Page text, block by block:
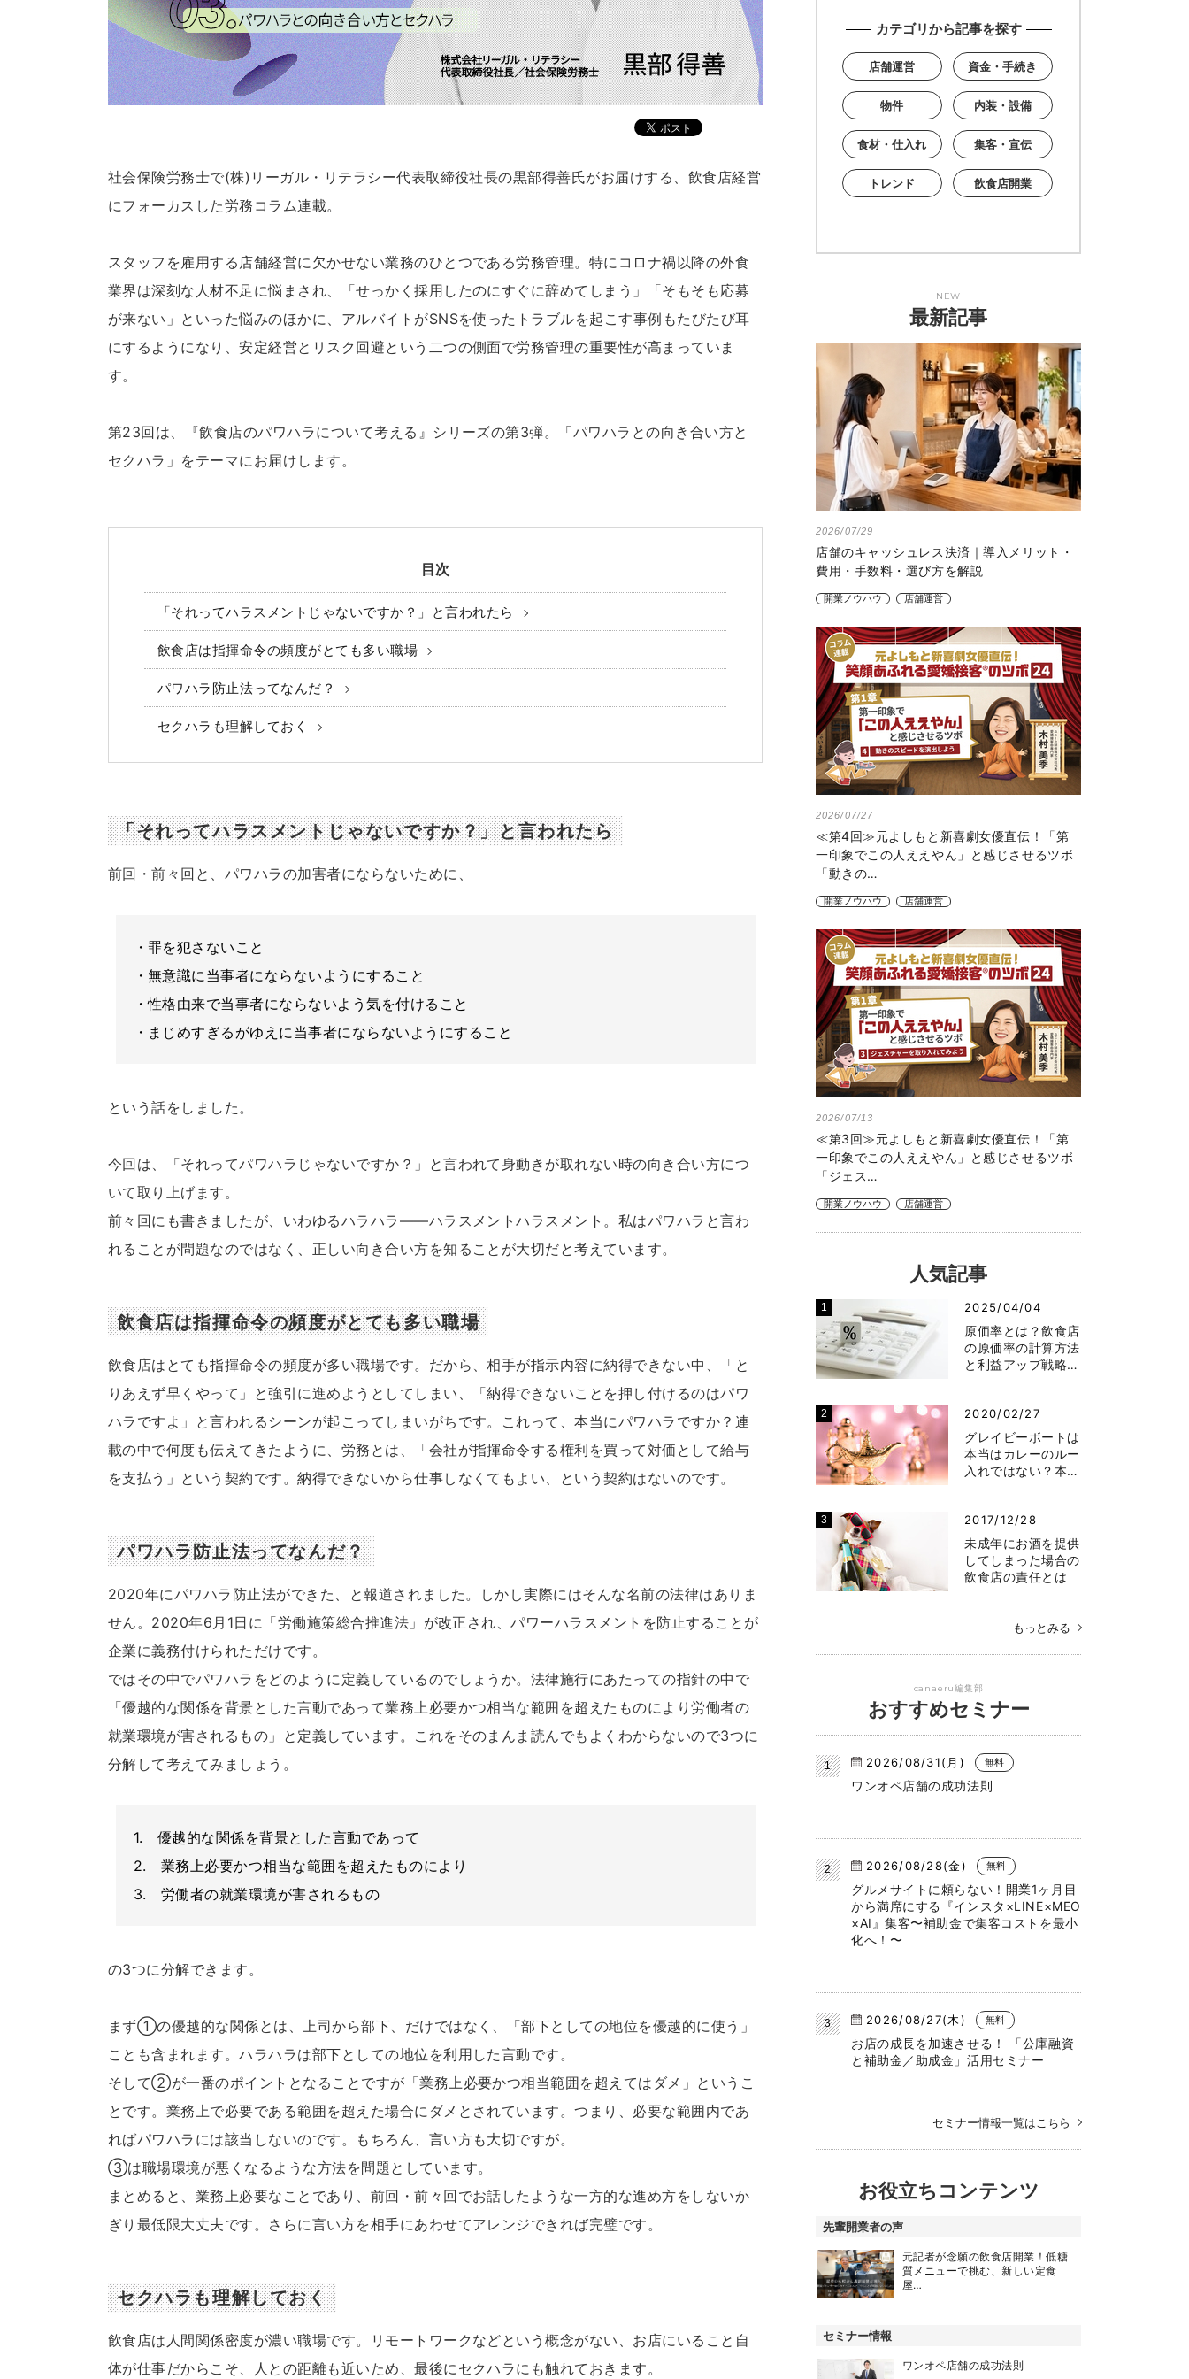
社会保険労務士で(株)リーガル・リテラシー代表取締役社長の黒部得善氏がお届けする、飲食店経営
にフォーカスした労務コラム連載。
スタッフを雇用する店舗経営に欠かせない業務のひとつである労務管理。特にコロナ禍以降の外食
業界は深刻な人材不足に悩まされ、「せっかく採用したのにすぐに辞めてしまう」「そもそも応募
が来ない」といった悩みのほかに、アルバイトがSNSを使ったトラブルを起こす事例もたびたび耳
にするようになり、安定経営とリスク回避という二つの側面で労務管理の重要性が高まっていま
す。
第23回は、『飲食店のパワハラについて考える』シリーズの第3弾。「パワハラとの向き合い方と
セクハラ」をテーマにお届けします。
目次
「それってハラスメントじゃないですか？」と言われたら
飲食店は指揮命令の頻度がとても多い職場
パワハラ防止法ってなんだ？
セクハラも理解しておく
「それってハラスメントじゃないですか？」と言われたら
前回・前々回と、パワハラの加害者にならないために、
・罪を犯さないこと
・無意識に当事者にならないようにすること
・性格由来で当事者にならないよう気を付けること
・まじめすぎるがゆえに当事者にならないようにすること
という話をしました。
今回は、「それってパワハラじゃないですか？」と言われて身動きが取れない時の向き合い方につ
いて取り上げます。
前々回にも書きましたが、いわゆるハラハラ――ハラスメントハラスメント。私はパワハラと言わ
れることが問題なのではなく、正しい向き合い方を知ることが大切だと考えています。
飲食店は指揮命令の頻度がとても多い職場
飲食店はとても指揮命令の頻度が多い職場です。だから、相手が指示内容に納得できない中、「と
りあえず早くやって」と強引に進めようとしてしまい、「納得できないことを押し付けるのはパワ
ハラですよ」と言われるシーンが起こってしまいがちです。これって、本当にパワハラですか？連
載の中で何度も伝えてきたように、労務とは、「会社が指揮命令する権利を買って対価として給与
を支払う」という契約です。納得できないから仕事しなくてもよい、という契約はないのです。
パワハラ防止法ってなんだ？
2020年にパワハラ防止法ができた、と報道されました。しかし実際にはそんな名前の法律はありま
せん。2020年6月1日に「労働施策総合推進法」が改正され、パワーハラスメントを防止することが
企業に義務付けられただけです。
ではその中でパワハラをどのように定義しているのでしょうか。法律施行にあたっての指針の中で
「優越的な関係を背景とした言動であって業務上必要かつ相当な範囲を超えたものにより労働者の
就業環境が害されるもの」と定義しています。これをそのまんま読んでもよくわからないので3つに
分解して考えてみましょう。
1. 優越的な関係を背景とした言動であって
2. 業務上必要かつ相当な範囲を超えたものにより
3. 労働者の就業環境が害されるもの
の3つに分解できます。
まず①の優越的な関係とは、上司から部下、だけではなく、「部下としての地位を優越的に使う」
ことも含まれます。ハラハラは部下としての地位を利用した言動です。
そして②が一番のポイントとなることですが「業務上必要かつ相当範囲を超えてはダメ」というこ
とです。業務上で必要である範囲を超えた場合にダメとされています。つまり、必要な範囲内であ
ればパワハラには該当しないのです。もちろん、言い方も大切ですが。
③は職場環境が悪くなるような方法を問題としています。
まとめると、業務上必要なことであり、前回・前々回でお話したような一方的な進め方をしないか
ぎり最低限大丈夫です。さらに言い方を相手にあわせてアレンジできれば完璧です。
セクハラも理解しておく
飲食店は人間関係密度が濃い職場です。リモートワークなどという概念がない、お店にいること自
体が仕事だからこそ、人との距離も近いため、最後にセクハラにも触れておきます。
カテゴリから記事を探す
店舗運営 資金・手続き
物件 内装・設備
食材・仕入れ 集客・宣伝
トレンド 飲食店開業
NEW
最新記事
2026/07/29
店舗のキャッシュレス決済｜導入メリット・
費用・手数料・選び方を解説
開業ノウハウ 店舗運営
2026/07/27
≪第4回≫元よしもと新喜劇女優直伝！「第
一印象でこの人ええやん」と感じさせるツボ
「動きの…
開業ノウハウ 店舗運営
2026/07/13
≪第3回≫元よしもと新喜劇女優直伝！「第
一印象でこの人ええやん」と感じさせるツボ
「ジェス…
開業ノウハウ 店舗運営
人気記事
2025/04/04
原価率とは？飲食店
の原価率の計算方法
と利益アップ戦略…
2020/02/27
グレイビーボートは
本当はカレーのルー
入れではない？本…
2017/12/28
未成年にお酒を提供
してしまった場合の
飲食店の責任とは
もっとみる
canaeru編集部
おすすめセミナー
2026/08/31(月) 無料
ワンオペ店舗の成功法則
2026/08/28(金) 無料
グルメサイトに頼らない！開業1ヶ月目
から満席にする『インスタ×LINE×MEO
×AI』集客〜補助金で集客コストを最小
化へ！〜
2026/08/27(木) 無料
お店の成長を加速させる！ 「公庫融資
と補助金／助成金」活用セミナー
セミナー情報一覧はこちら
お役立ちコンテンツ
先輩開業者の声
元記者が念願の飲食店開業！低糖
質メニューで挑む、新しい定食
屋…
セミナー情報
ワンオペ店舗の成功法則